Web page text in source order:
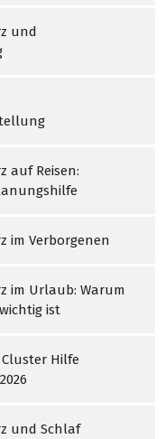
und
auf Reisen:
im Verborgenen
im Urlaub: Warum
ist
Hilfe
und Schlaf